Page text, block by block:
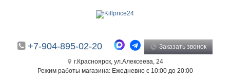
+7-904-895-02-20 Заказать звонок
г.Красноярск, ул.Алексеева, 24
Режим работы магазина: Ежедневно с 10:00 до 20:00